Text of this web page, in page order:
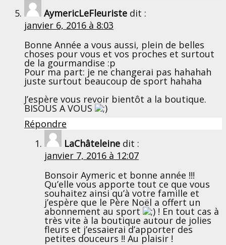
AymericLeFleuriste dit :
janvier 6, 2016 à 8:03
Bonne Année a vous aussi, plein de belles
choses pour vous et vos proches et surtout
de la gourmandise :p
Pour ma part: je ne changerai pas hahahah
juste surtout beaucoup de sport hahaha
J’espère vous revoir bientôt a la boutique.
BISOUS A VOUS
Répondre
LaChâteleine dit :
janvier 7, 2016 à 12:07
Bonsoir Aymeric et bonne année !!!
Qu’elle vous apporte tout ce que vous
souhaitez ainsi qu’à votre famille et
j’espère que le Père Noël a offert un
abonnement au sport ! En tout cas à
très vite à la boutique autour de jolies
fleurs et j’essaierai d’apporter des
petites douceurs !! Au plaisir !